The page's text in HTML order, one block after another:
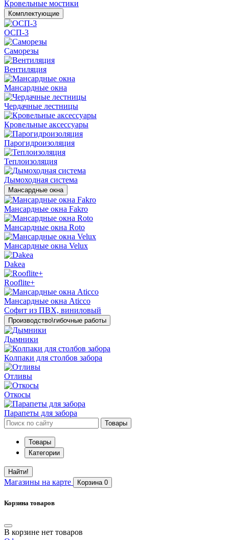
Кровельные мостики
Комплектующие
ОСП-3
Саморезы
Вентиляция
Мансардные окна
Чердачные лестницы
Кровельные аксессуары
Парогидроизоляция
Теплоизоляция
Дымоходная система
Мансардные окна
Мансардные окна Fakro
Мансардные окна Roto
Мансардные окна Velux
Dakea
Rooflite+
Мансардные окна Aticco
Софит из ПВХ, виниловый
Производство\гибочные работы
Дымники
Колпаки для столбов забора
Отливы
Откосы
Парапеты для забора
Товары
Товары
Категории
Найти!
Магазины на карте Корзина 0
Корзина товаров
В корзине нет товаров